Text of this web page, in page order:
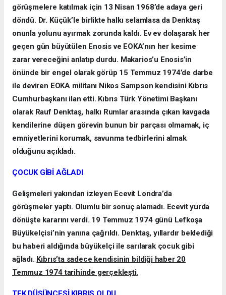
görüşmelere katılmak için 13 Nisan 1968’de adaya geri
döndü. Dr. Küçük’le birlikte halkı selamlasa da Denktaş
onunla yolunu ayırmak zorunda kaldı. Ev ev dolaşarak her
geçen gün büyütülen Enosis ve EOKA’nın her kesime
zarar vereceğini anlatıp durdu. Makarios’u Enosis’in
önünde bir engel olarak görüp 15 Temmuz 1974’de darbe
ile deviren EOKA militanı Nikos Sampson kendisini Kıbrıs
Cumhurbaşkanı ilan etti. Kıbrıs Türk Yönetimi Başkanı
olarak Rauf Denktaş, halkı Rumlar arasında çıkan kavgada
kendilerine düşen görevin bunun bir parçası olmamak, iç
emniyetlerini korumak, savunma tedbirlerini almak
olduğunu açıkladı.
ÇOCUK GİBİ AĞLADI
Gelişmeleri yakından izleyen Ecevit Londra’da
görüşmeler yaptı. Olumlu bir sonuç alamadı. Ecevit yurda
dönüşte kararını verdi. 19 Temmuz 1974 günü Lefkoşa
Büyükelçisi’nin yanına çağrıldı. Denktaş, yıllardır beklediği
bu haberi aldığında büyükelçi ile sarılarak çocuk gibi
ağladı. Kıbrıs’ta sadece kendisinin bildiği haber 20
Temmuz 1974 tarihinde gerçekleşti.